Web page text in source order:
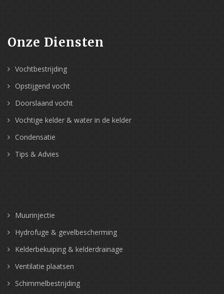
Onze Diensten
Vochtbestrijding
Opstijgend vocht
Doorslaand vocht
Vochtige kelder & water in de kelder
Condensatie
Tips & Advies
Muurinjectie
Hydrofuge & gevelbescherming
Kelderbekuiping & kelderdrainage
Ventilatie plaatsen
Schimmelbestrijding